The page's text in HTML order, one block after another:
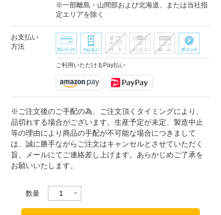
※一部離島・山間部および北海道、または当社指
定エリアを除く
お支払い
方法
ご利用いただけるPay払い
※ご注文後のご手配の為、ご注文頂くタイミングにより、
品切れする場合がございます。生産予定が未定、製造中止
等の理由により商品の手配が不可能な場合につきまして
は、誠に勝手ながらご注文はキャンセルとさせていただく
旨、メールにてご連絡差し上げます。あらかじめご了承を
お願いいたします。
数量